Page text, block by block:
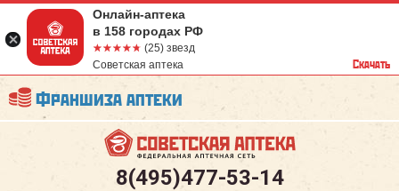
Франшиза аптеки
8(495)477-53-14
Онлайн-аптека
в 158 городах РФ
☆☆☆☆☆
★★★★★ (25) звезд
Советская аптека
Скачать